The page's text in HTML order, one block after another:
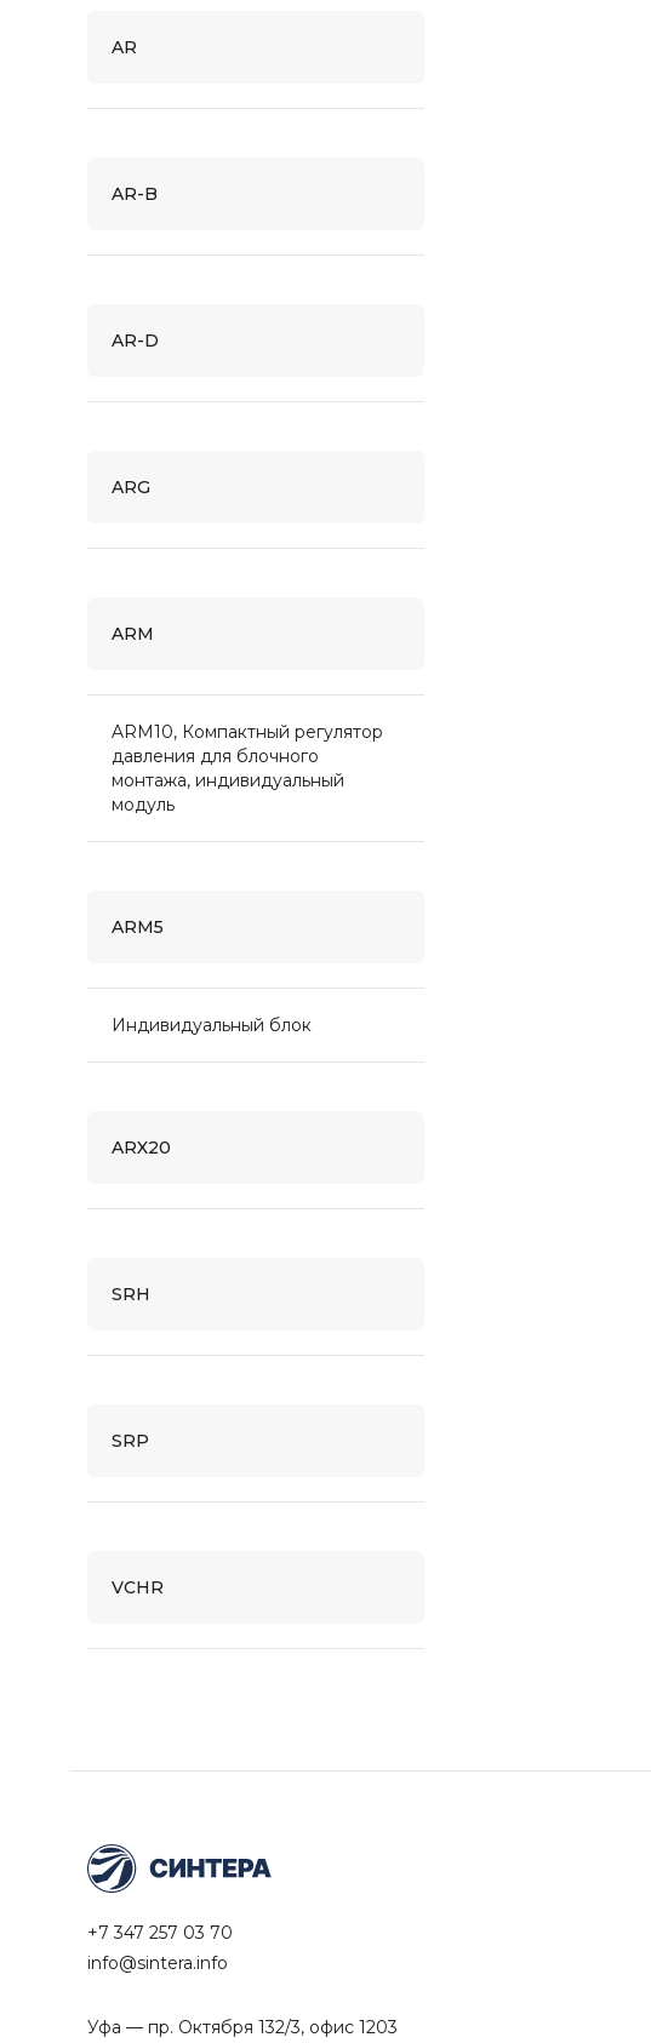
AR
AR-B
AR-D
ARG
ARM
ARM10, Компактный регулятор
давления для блочного
монтажа, индивидуальный
модуль
ARM5
Индивидуальный блок
ARX20
SRH
SRP
VCHR
+7 347 257 03 70
info@sintera.info
Уфа — пр. Октября 132/3, офис 1203